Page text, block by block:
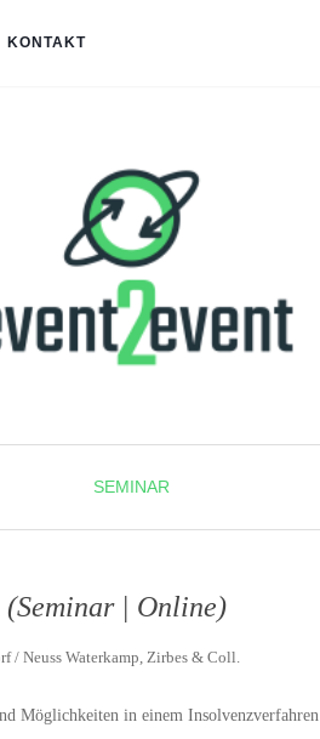
KONTAKT
SEMINAR
| Online)
/ Neuss Waterkamp, Zirbes & Coll.
Möglichkeiten in einem Insolvenzverfahren